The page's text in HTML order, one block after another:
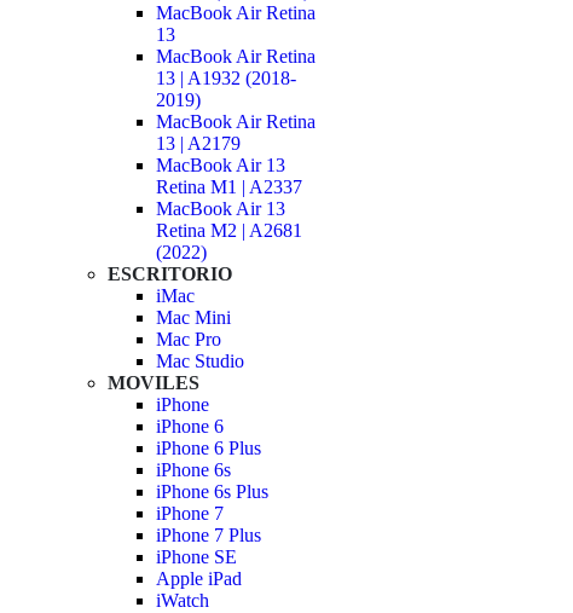
MacBook Air Retina
13
MacBook Air Retina
13 | A1932 (2018-
2019)
MacBook Air Retina
13 | A2179
MacBook Air 13
Retina M1 | A2337
MacBook Air 13
Retina M2 | A2681
(2022)
ESCRITORIO
iMac
Mac Mini
Mac Pro
Mac Studio
MOVILES
iPhone
iPhone 6
iPhone 6 Plus
iPhone 6s
iPhone 6s Plus
iPhone 7
iPhone 7 Plus
iPhone SE
Apple iPad
iWatch